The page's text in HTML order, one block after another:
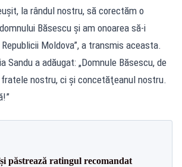
la rândul nostru, să corectăm o
Băsescu și am onoarea să-i
Moldova”, a transmis aceasta.
Sandu a adăugat: „Domnule Băsescu, de
nostru, ci şi concetăţeanul nostru.
păstrează ratingul recomandat